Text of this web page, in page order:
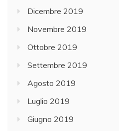
Dicembre 2019
Novembre 2019
Ottobre 2019
Settembre 2019
Agosto 2019
Luglio 2019
Giugno 2019